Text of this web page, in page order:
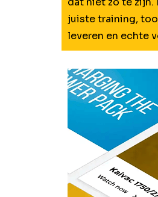
juiste training,
leveren en echte